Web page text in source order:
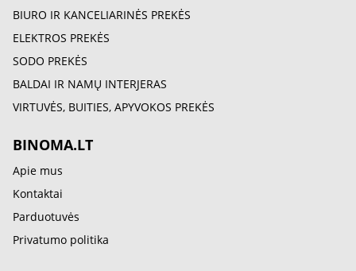
BIURO IR KANCELIARINĖS PREKĖS
ELEKTROS PREKĖS
SODO PREKĖS
BALDAI IR NAMŲ INTERJERAS
VIRTUVĖS, BUITIES, APYVOKOS PREKĖS
BINOMA.LT
Apie mus
Kontaktai
Parduotuvės
Privatumo politika